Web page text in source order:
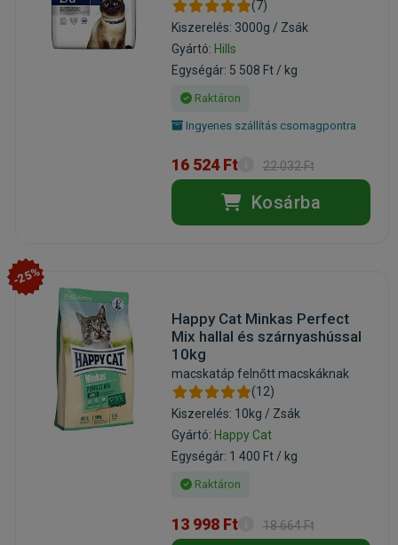
(7)
Kiszerelés: 3000g / Zsák
Gyártó: Hills
Egységár: 5 508 Ft / kg
Raktáron
Ingyenes szállítás csomagpontra
16 524 Ft 22 032 Ft
Kosárba
-25%
Happy Cat Minkas Perfect
Mix hallal és szárnyashússal
10kg
macskatáp felnőtt macskáknak
(12)
Kiszerelés: 10kg / Zsák
Gyártó: Happy Cat
Egységár: 1 400 Ft / kg
Raktáron
13 998 Ft 18 664 Ft